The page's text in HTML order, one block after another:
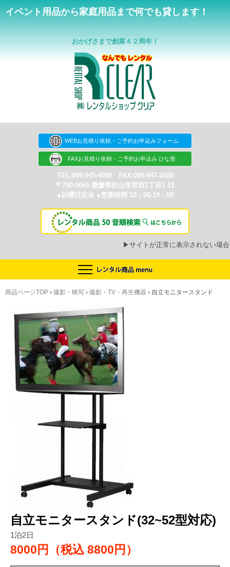
イベント用品から家庭用品まで何でも貸します！
おかげさまで創業４２周年！
WEBお見積り依頼・ご予約お申込みフォーム
FAXお見積り依頼・ご予約お申込み ひな形
TEL:089-945-4000 FAX:089-947-1600
〒790-0065 愛媛県松山市宮西1丁目1-11
●日曜日定休 ●営業時間 10：00-19：00
▶サイトが正常に表示されない場合
商品ページTOP › 撮影・映写 › 撮影・TV・再生機器 › 自立モニタースタンド
自立モニタースタンド(32~52型対応)
1泊2日
8000円（税込 8800円）